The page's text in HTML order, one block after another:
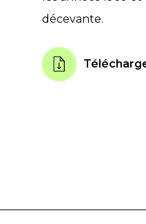
décevante.